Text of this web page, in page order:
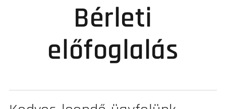
Bérleti
előfoglalás